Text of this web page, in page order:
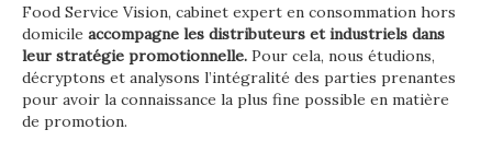
Food Service Vision, cabinet expert en consommation hors
domicile accompagne les distributeurs et industriels dans
leur stratégie promotionnelle. Pour cela, nous étudions,
décryptons et analysons l’intégralité des parties prenantes
pour avoir la connaissance la plus fine possible en matière
de promotion.